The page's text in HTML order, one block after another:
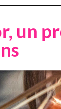
un